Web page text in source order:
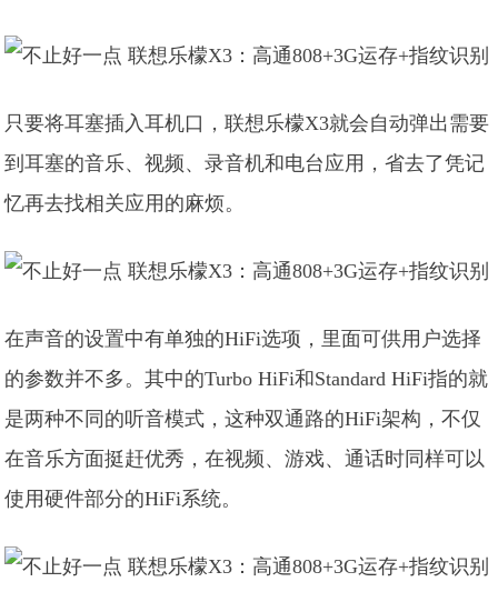
只要将耳塞插入耳机口，联想乐檬X3就会自动弹出需要
到耳塞的音乐、视频、录音机和电台应用，省去了凭记
忆再去找相关应用的麻烦。
在声音的设置中有单独的HiFi选项，里面可供用户选择
的参数并不多。其中的Turbo HiFi和Standard HiFi指的就
是两种不同的听音模式，这种双通路的HiFi架构，不仅
在音乐方面挺赶优秀，在视频、游戏、通话时同样可以
使用硬件部分的HiFi系统。